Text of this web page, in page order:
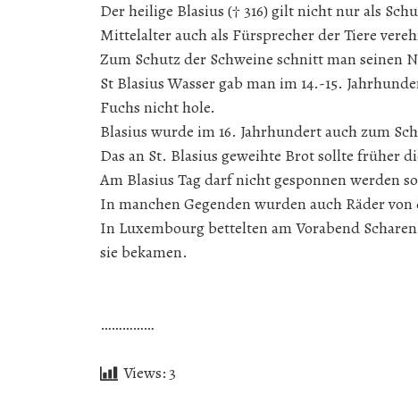
Der heilige Blasius († 316) gilt nicht nur als
Mittelalter auch als Fürsprecher der Tiere
Zum Schutz der Schweine schnitt man seinen
St Blasius Wasser gab man im 14.-15.
Fuchs nicht hole.
Blasius wurde im 16. Jahrhundert auch zum
Das an St. Blasius geweihte Brot sollte früher
Am Blasius Tag darf nicht gesponnen werden
In manchen Gegenden wurden auch Räder
In Luxembourg bettelten am Vorabend
sie bekamen.
……………
Views: 3